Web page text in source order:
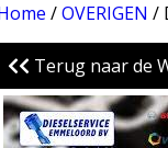
/OVERIGEN /
Terug naar de